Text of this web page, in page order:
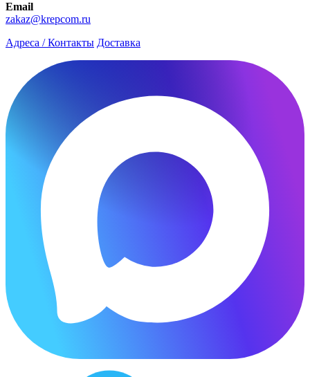
Email
zakaz@krepcom.ru
Адреса / Контакты Доставка